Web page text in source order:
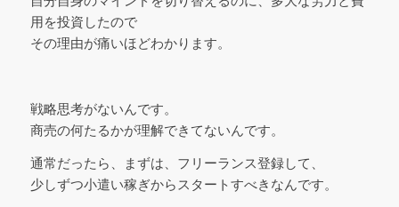
用を投資したので
その理由が痛いほどわかります。
戦略思考がないんです。
商売の何たるかが理解できてないんです。
通常だったら、まずは、フリーランス登録して、
少しずつ小遣い稼ぎからスタートすべきなんです。